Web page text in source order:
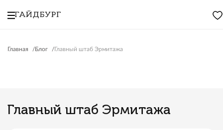
Главная Блог Главный штаб Эрмитажа
Главный штаб Эрмитажа